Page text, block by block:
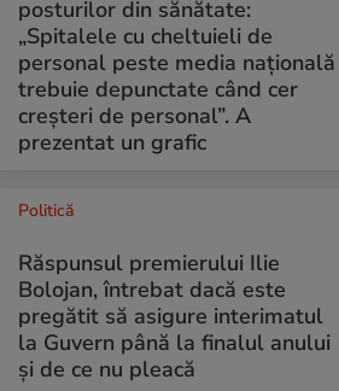
posturilor din sănătate:
„Spitalele cu cheltuieli de
personal peste media națională
trebuie depunctate când cer
creșteri de personal”. A
prezentat un grafic
Politică
Răspunsul premierului Ilie
Bolojan, întrebat dacă este
pregătit să asigure interimatul
la Guvern până la finalul anului
și de ce nu pleacă